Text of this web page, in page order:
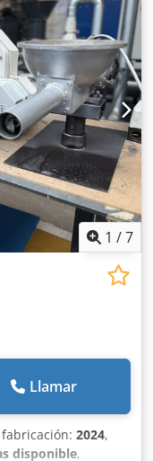
1 /7
Llamar
2024,
disponible,